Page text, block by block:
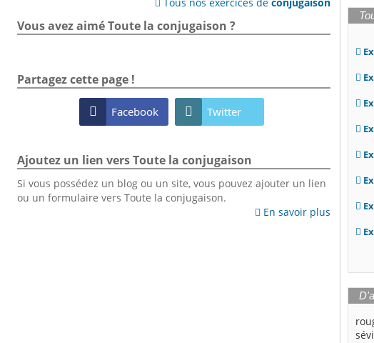

Vous avez aimé Toute la conjugaison ?
Partagez cette page !
 Facebook  Twitter
Ajoutez un lien vers Toute la conjugaison
Si vous possédez un blog ou un site, vous pouvez ajouter un lien
ou un formulaire vers Toute la conjugaison.
 En savoir plus